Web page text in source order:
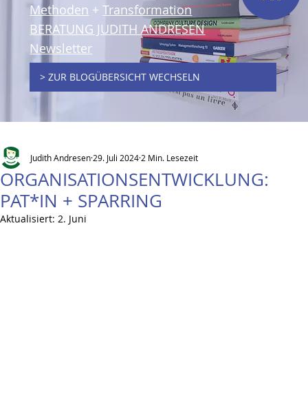
Methoden +Transformation
BERATUNG JUDITH ANDRESEN
Newsletter
> ZUR BLOGÜBERSICHT WECHSELN
ORGANISATIONSENTWICKLUNG:
PAT*IN + SPARRING
Judith Andresen 29. Juli 2024 2 Min. Lesezeit
Aktualisiert: 2. Juni